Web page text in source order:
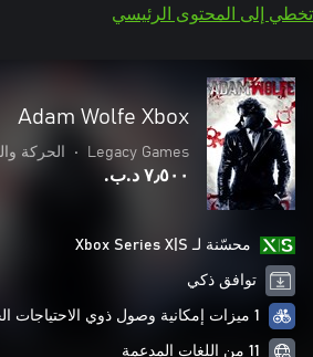
تخطي إلى المحتوى الرئيسي
Adam Wolfe Xbox
Legacy Games
• الحركة
٧٫٥٠٠ د.ب.‏
محسّنة لـ Xbox Series X|S
توافق ذكي
1 ميزات إمكانية وصول ذوي الاحتياجات الخاصة
11 من اللغات المدعمة